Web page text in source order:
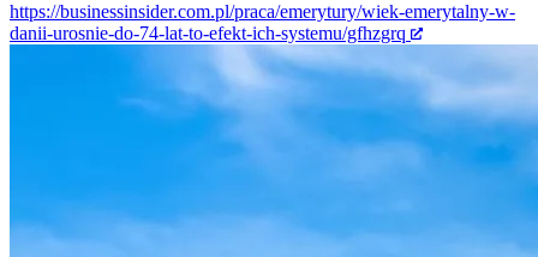
https://businessinsider.com.pl/praca/emerytury/wiek-emerytalny-w-
danii-urosnie-do-74-lat-to-efekt-ich-systemu/gfhzgrq